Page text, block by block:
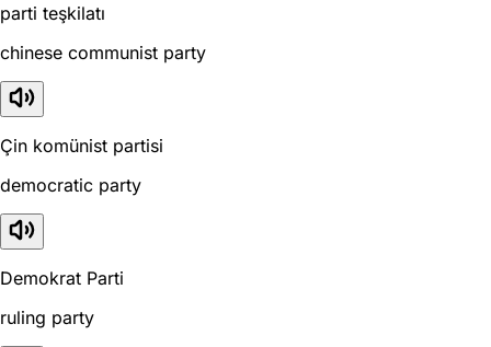
parti teşkilatı
chinese communist party
Çin komünist partisi
democratic party
Demokrat Parti
ruling party